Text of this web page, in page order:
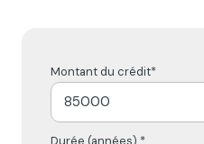
Montant du crédit*
Durée (années) *